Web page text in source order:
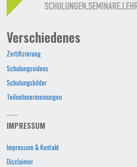
Verschiedenes
Zertifizierung
Schulungsvideos
Schulungsbilder
Teilnehmermeinungen
IMPRESSUM
Impressum & Kontakt
Disclaimer